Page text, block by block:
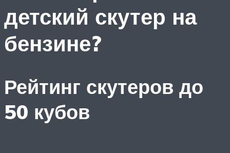
детский скутер на
бензине?
Рейтинг скутеров до
50 кубов